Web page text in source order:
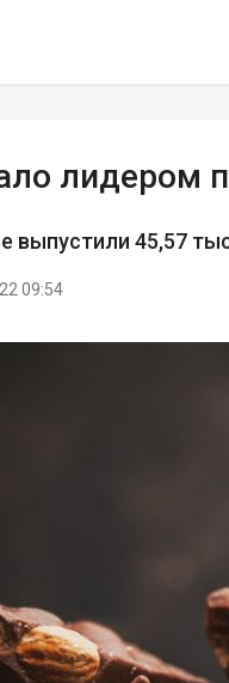
лидером
выпустили 45,57
09:54